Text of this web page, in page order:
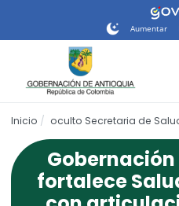
sitio
de
accesibilidad.
Aumentar
Inicio oculto Secretaria de
fortalece